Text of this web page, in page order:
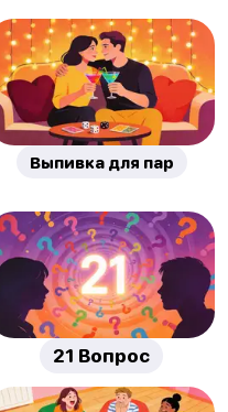
Выпивка для пар
21 Вопрос